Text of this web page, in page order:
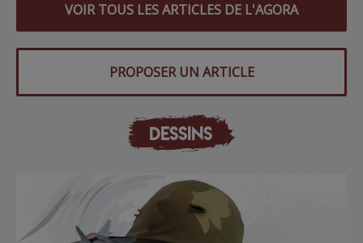
VOIR TOUS LES ARTICLES DE L'AGORA
PROPOSER UN ARTICLE
DESSINS